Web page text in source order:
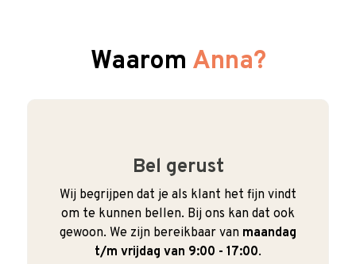
Waarom Anna?
Bel gerust
Wij begrijpen dat je als klant het fijn vindt
om te kunnen bellen. Bij ons kan dat ook
gewoon. We zijn bereikbaar van maandag
t/m vrijdag van 9:00 - 17:00.